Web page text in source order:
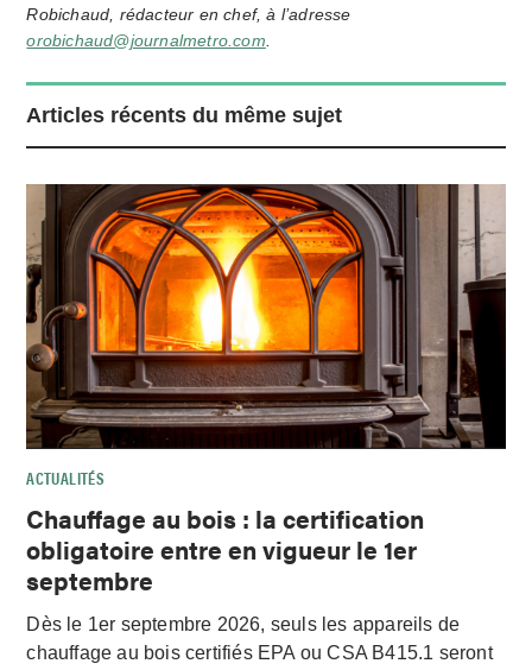
Robichaud, rédacteur en chef, à l’adresse
orobichaud@journalmetro.com.
Articles récents du même sujet
ACTUALITÉS
Chauffage au bois : la certification
obligatoire entre en vigueur le 1er
septembre
Dès le 1er septembre 2026, seuls les appareils de
chauffage au bois certifiés EPA ou CSA B415.1 seront